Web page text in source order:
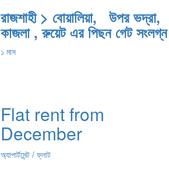
রাজশাহী > বোয়ালিয়া, উপর ভদ্রা,
কাজলা , রুয়েট এর পিছন গেট সংলগ্ন
১ মাস
Flat rent from
December
অ্যাপার্টমেন্ট / ফ্লাট